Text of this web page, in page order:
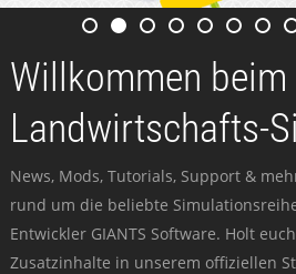
Willkommen beim
Landwirtschafts-
News, Mods, Tutorials, Support &
rund um die beliebte
Entwickler GIANTS Software. Holt
Zusatzinhalte in unserem offiziellen